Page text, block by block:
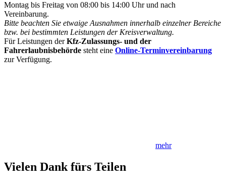
Montag bis Freitag von 08:00 bis 14:00 Uhr und nach
Vereinbarung.
Bitte beachten Sie etwaige Ausnahmen innerhalb einzelner Bereiche
bzw. bei bestimmten Leistungen der Kreisverwaltung.
Für Leistungen derKfz-Zulassungs- und der
Fahrerlaubnisbehörde steht eine Online-Terminvereinbarung
zur Verfügung.
mehr
Vielen Dank fürs Teilen